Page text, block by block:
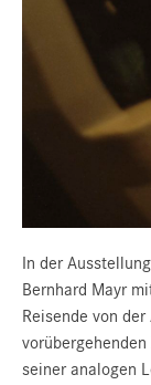
In der Ausstellung
Bernhard Mayr
Reisende von
seiner analogen